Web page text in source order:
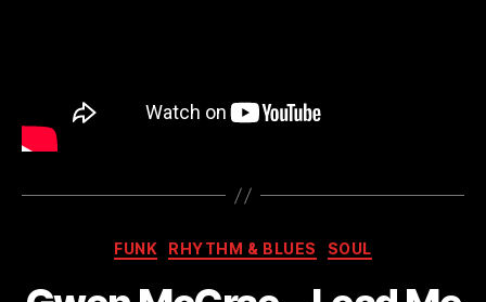
Kategorien
FUNK RHYTHM & BLUES SOUL